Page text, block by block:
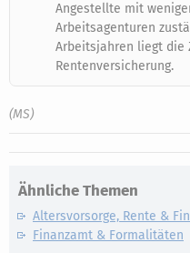
Angestellte mit
Arbeitsagenturen
Arbeitsjahren liegt die
Rentenversicherung.
(MS)
Ähnliche Themen
Altersvorsorge, Rente &
Finanzamt & Formalitäten